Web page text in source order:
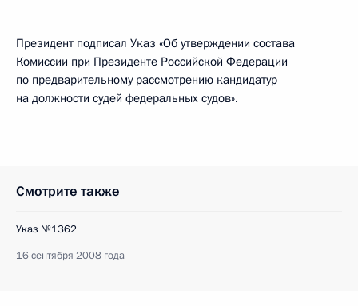
Президент подписал Указ «Об утверждении состава
Комиссии при Президенте Российской Федерации
по предварительному рассмотрению кандидатур
на должности судей федеральных судов».
Смотрите также
Указ №1362
16 сентября 2008 года